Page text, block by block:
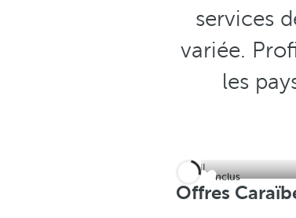
services
variée.
les
Tout Inclus
Offres